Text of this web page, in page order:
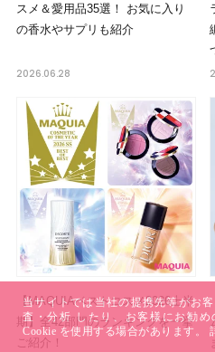
スメ＆愛用品35選！ お気に入り
の香水やサプリも紹介
2026.06.28
【MAQUIAベストコスメ2026上半
期】全42部門のランキングを一挙
ご紹介！
当サイトでは当社の提携先等がお
査・分析 したり、お客様にお勧
Cookie を使用する場合があります。